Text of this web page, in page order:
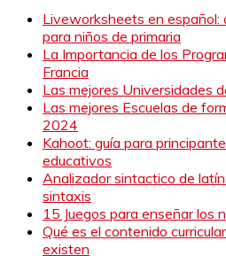
Liveworksheets en
para niños de primaria
La Importancia de los
Francia
Las mejores Universidades
Las mejores Escuelas de
2024
Kahoot: guía para
educativos
Analizador sintactico de
sintaxis
15 Juegos para enseñar los
Qué es el contenido
existen